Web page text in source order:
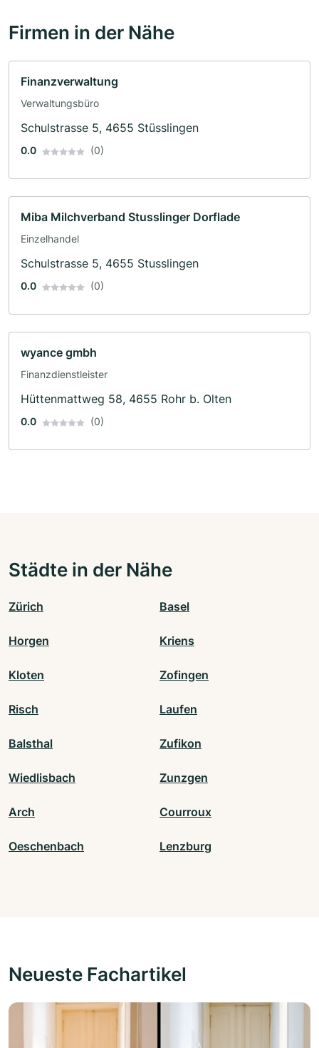
Firmen in der Nähe
Finanzverwaltung
Verwaltungsbüro
Schulstrasse 5, 4655 Stüsslingen
0.0 (0)
Miba Milchverband Stusslinger Dorflade
Einzelhandel
Schulstrasse 5, 4655 Stusslingen
0.0 (0)
wyance gmbh
Finanzdienstleister
Hüttenmattweg 58, 4655 Rohr b. Olten
0.0 (0)
Städte in der Nähe
Zürich Basel
Horgen Kriens
Kloten Zofingen
Risch Laufen
Balsthal Zufikon
Wiedlisbach Zunzgen
Arch Courroux
Oeschenbach Lenzburg
Neueste Fachartikel